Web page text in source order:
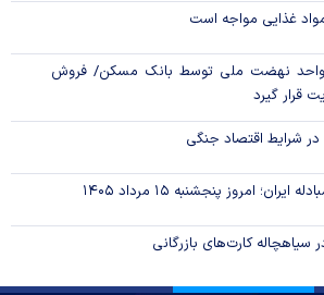
غذایی مواجه است
مالی ۳۹۶ هزار واحد نهضت ملی توسط بانک مسکن/ فروش
قرار گیرد
شرایط اقتصاد جنگی
امروز پنجشنبه ۱۵ مرداد ۱۴۰۵
سیاهچاله کارت‌های بازرگانی